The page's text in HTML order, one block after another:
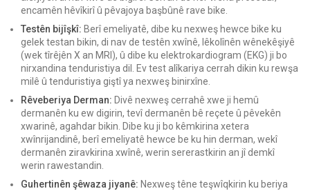
encamên hêvîkirî û pêvajoya başbûnê rave bike.
Testên bijîşkî: Berî emeliyatê, dibe ku nexweş hewce bike ku
gelek testan bikin, di nav de testên xwînê, lêkolînên wênekêşiyê
(wek tîrêjên X an MRI), û dibe ku elektrokardiogram (EKG) ji bo
nirxandina tenduristiya dil. Ev test alîkariya cerrah dikin ku rewşa
milê û tenduristiya giştî ya nexweş binirxîne.
Rêveberiya Derman: Divê nexweş cerrahê xwe ji hemû
dermanên ku ew digirin, tevî dermanên bê reçete û pêvekên
xwarinê, agahdar bikin. Dibe ku ji bo kêmkirina xetera
xwînrijandinê, berî emeliyatê hewce be ku hin derman, wekî
dermanên ziravkirina xwînê, werin sererastkirin an jî demkî
werin rawestandin.
Guhertinên şêwaza jiyanê: Nexweş têne teşwîqkirin ku beriya